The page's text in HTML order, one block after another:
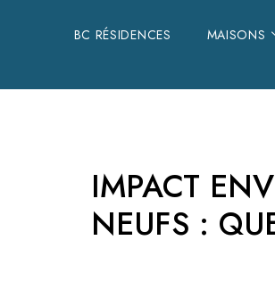
BC RÉSIDENCES MAISONS
BC RÉSIDENCES MAISONS
IMPACT
NEUFS :